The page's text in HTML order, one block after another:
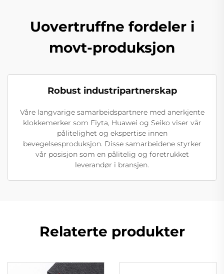
Uovertruffne fordeler i
movt-produksjon
Robust industripartnerskap
Våre langvarige samarbeidspartnere med anerkjente
klokkemerker som Fiyta, Huawei og Seiko viser vår
pålitelighet og ekspertise innen
bevegelsesproduksjon. Disse samarbeidene styrker
vår posisjon som en pålitelig og foretrukket
leverandør i bransjen.
Relaterte produkter